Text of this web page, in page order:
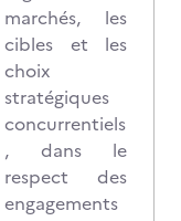
marchés, les
cibles et les
choix
stratégiques
concurrentiels
, dans le
respect des
engagements